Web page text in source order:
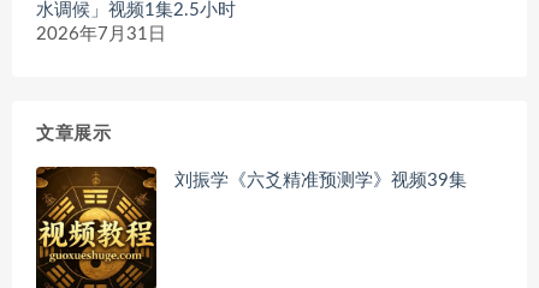
水调候」视频1集2.5小时
2026年7月31日
文章展示
刘振学《六爻精准预测学》视频39集